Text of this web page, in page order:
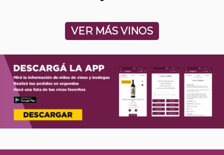
VER MÁS VINOS